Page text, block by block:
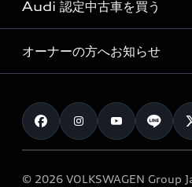
試乗予約
価格シミュレーション
車両比較
カタログ一覧
Audi collection
アウディナビアプリ
サービス入庫予約
サービスプログラム
メンテナンス
車検 / 定期点検
e-tronアフターサポート
Audi 認定中古車を買う
Audi認定中古車
クオリティ
保証
メンテナンス
オーナーの方へお知らせ
お知らせ
オーナー様向けキャンペーン
© 2026 VOLKSWAGEN Group